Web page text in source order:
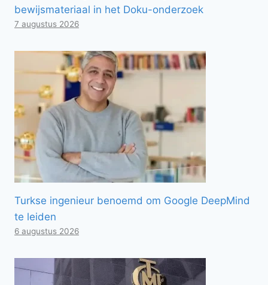
bewijsmateriaal in het Doku-onderzoek
7 augustus 2026
Turkse ingenieur benoemd om Google DeepMind
te leiden
6 augustus 2026